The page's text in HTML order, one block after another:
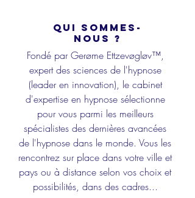
QUI SOMMES-
NOUS ?
Fondé par Gerøme Ettzevøgløv™,
expert des sciences de l'hypnose
(leader en innovation), le cabinet
d'expertise en hypnose sélectionne
pour vous parmi les meilleurs
spécialistes des dernières avancées
de l'hypnose dans le monde. Vous les
rencontrez sur place dans votre ville et
pays ou à distance selon vos choix et
possibilités, dans des cadres...